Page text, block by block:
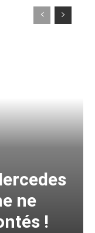
ne
!